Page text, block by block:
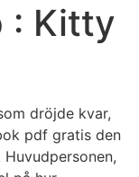
: Kitty
dröjde kvar,
pdf gratis den